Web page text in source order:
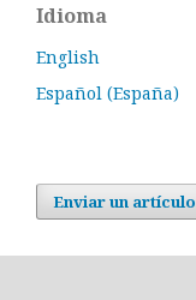
Idioma
English
Español (España)
Enviar un artículo